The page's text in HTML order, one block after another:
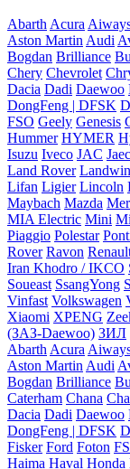
Abarth Acura
Aston Martin Audi
Bogdan Brilliance
Chery Chevrolet
Dacia Dadi Daewoo
DongFeng | DFSK
FSO Geely Genesis
Hummer HYMER
Isuzu Iveco JAC
Land Rover
Lifan Ligier Lincoln
Maybach Mazda
MIA Electric Mini
Piaggio Polestar
Rover Ravon
Iran Khodro / IKCO
Soueast SsangYong
Vinfast Volkswagen
Xiaomi XPENG
(ЗАЗ-Daewoo) ЗИЛ
Abarth Acura
Aston Martin Audi
Bogdan Brilliance
Caterham Chana
Dacia Dadi Daewoo
DongFeng | DFSK
Fisker Ford Foton
Haima Haval Honda